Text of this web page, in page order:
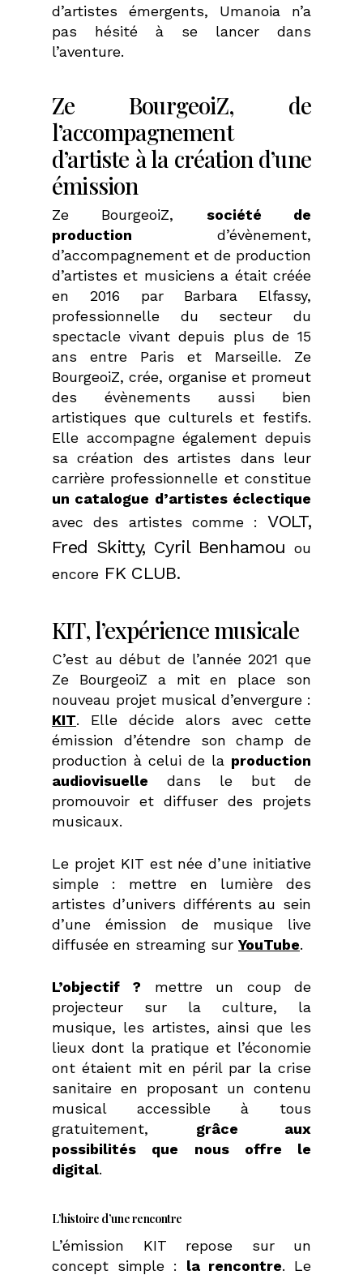
d’artistes émergents, Umanoia n’a
pas hésité à se lancer dans
l’aventure.
Ze BourgeoiZ, de
l’accompagnement
d’artiste à la création d’une
émission
Ze BourgeoiZ, société de
production d’évènement,
d’accompagnement et de production
d’artistes et musiciens a était créée
en 2016 par Barbara Elfassy,
professionnelle du secteur du
spectacle vivant depuis plus de 15
ans entre Paris et Marseille. Ze
BourgeoiZ, crée, organise et promeut
des évènements aussi bien
artistiques que culturels et festifs.
Elle accompagne également depuis
sa création des artistes dans leur
carrière professionnelle et constitue
un catalogue d’artistes éclectique
avec des artistes comme :VOLT,
Fred Skitty, Cyril Benhamou ou
encore FK CLUB.
KIT, l’expérience musicale
C’est au début de l’année 2021 que
Ze BourgeoiZ a mit en place son
nouveau projet musical d’envergure :
KIT. Elle décide alors avec cette
émission d’étendre son champ de
production à celui de la production
audiovisuelle dans le but de
promouvoir et diffuser des projets
musicaux.
Le projet KIT est née d’une initiative
simple : mettre en lumière des
artistes d’univers différents au sein
d’une émission de musique live
diffusée en streaming sur YouTube.
L’objectif ? mettre un coup de
projecteur sur la culture, la
musique, les artistes, ainsi que les
lieux dont la pratique et l’économie
ont étaient mit en péril par la crise
sanitaire en proposant un contenu
musical accessible à tous
gratuitement, grâce aux
possibilités que nous offre le
digital.
L’histoire d’une rencontre
L’émission KIT repose sur un
concept simple : la rencontre. Le